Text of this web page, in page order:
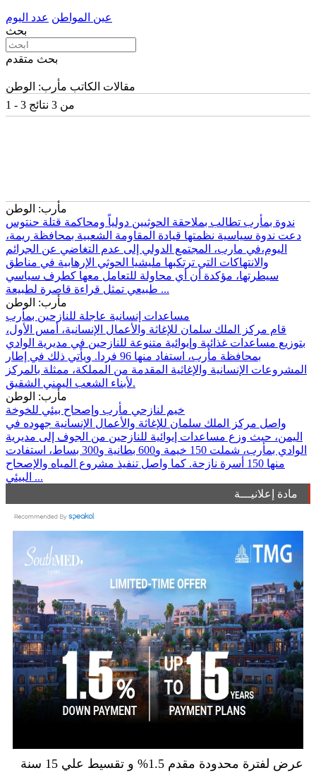
عين المواطن عدد اليوم
بحث
بحث متقدم
مقالات الكاتب مأرب: الوطن
1 - 3 من 3 نتائج
مأرب: الوطن
ندوة بمأرب تطالب بملاحقة الحوثيين دولياً ومحاكمة قتلة حنتوس
دعت ندوة سياسية نظمتها قيادة المقاومة الشعبية بمحافظة ريمة،
اليوم،في مارب، المجتمع الدولي إلى عدم التغاضي عن الجرائم
والانتهاكات التي ترتكبها مليشيا الحوثي الإرهابية في مناطق
سيطرتها، مؤكدة أن أي محاولة للتعامل معها كطرف سياسي
طبيعي تمثل قراءة قاصرة لطبيعة ...
مأرب: الوطن
مساعدات إنسانية عاجلة للنازحين بمأرب
قام مركز الملك سلمان للإغاثة والأعمال الإنسانية، أمس الأول،
بتوزيع مساعدات غذائية وإيوائية متنوعة للنازحين في مديرية الوادي
بمحافظة مأرب، استفاد منها 96 فردا. ويأتي ذلك في إطار
المشروعات الإنسانية والإغاثية المقدمة من المملكة، ممثلة بالمركز
لأبناء الشعب اليمني الشقيق.
مأرب: الوطن
خيم لنازحي مأرب وإصحاح بيئي للخوخة
واصل مركز الملك سلمان للإغاثة والأعمال الإنسانية جهوده في
اليمن، حيث وزع مساعدات إيوائية للنازحين من الجوف إلى مديرية
الوادي بمأرب، شملت 150 خيمة و600 بطانية و300 بساط، استفادت
منها 150 أسرة نازحة. كما واصل تنفيذ مشروع المياه والإصحاح
البيئي ...
مادة إعلانيـــة
عرض لفترة محدودة مقدم 1.5% و تقسيط علي 15 سنة